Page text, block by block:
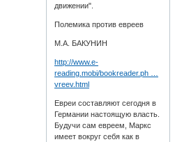
движении".
Полемика против евреев
М.А. БАКУНИН
http://www.e-
reading.mobi/bookreader.ph …
vreev.html
Евреи составляют сегодня в
Германии настоящую власть.
Будучи сам евреем, Маркс
имеет вокруг себя как в